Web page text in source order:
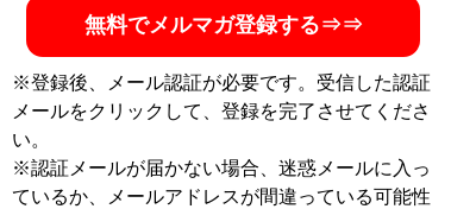
無料でメルマガ登録する⇒⇒
※登録後、メール認証が必要です。受信した認証
メールをクリックして、登録を完了させてくださ
い。
※認証メールが届かない場合、迷惑メールに入っ
ているか、メールアドレスが間違っている可能性